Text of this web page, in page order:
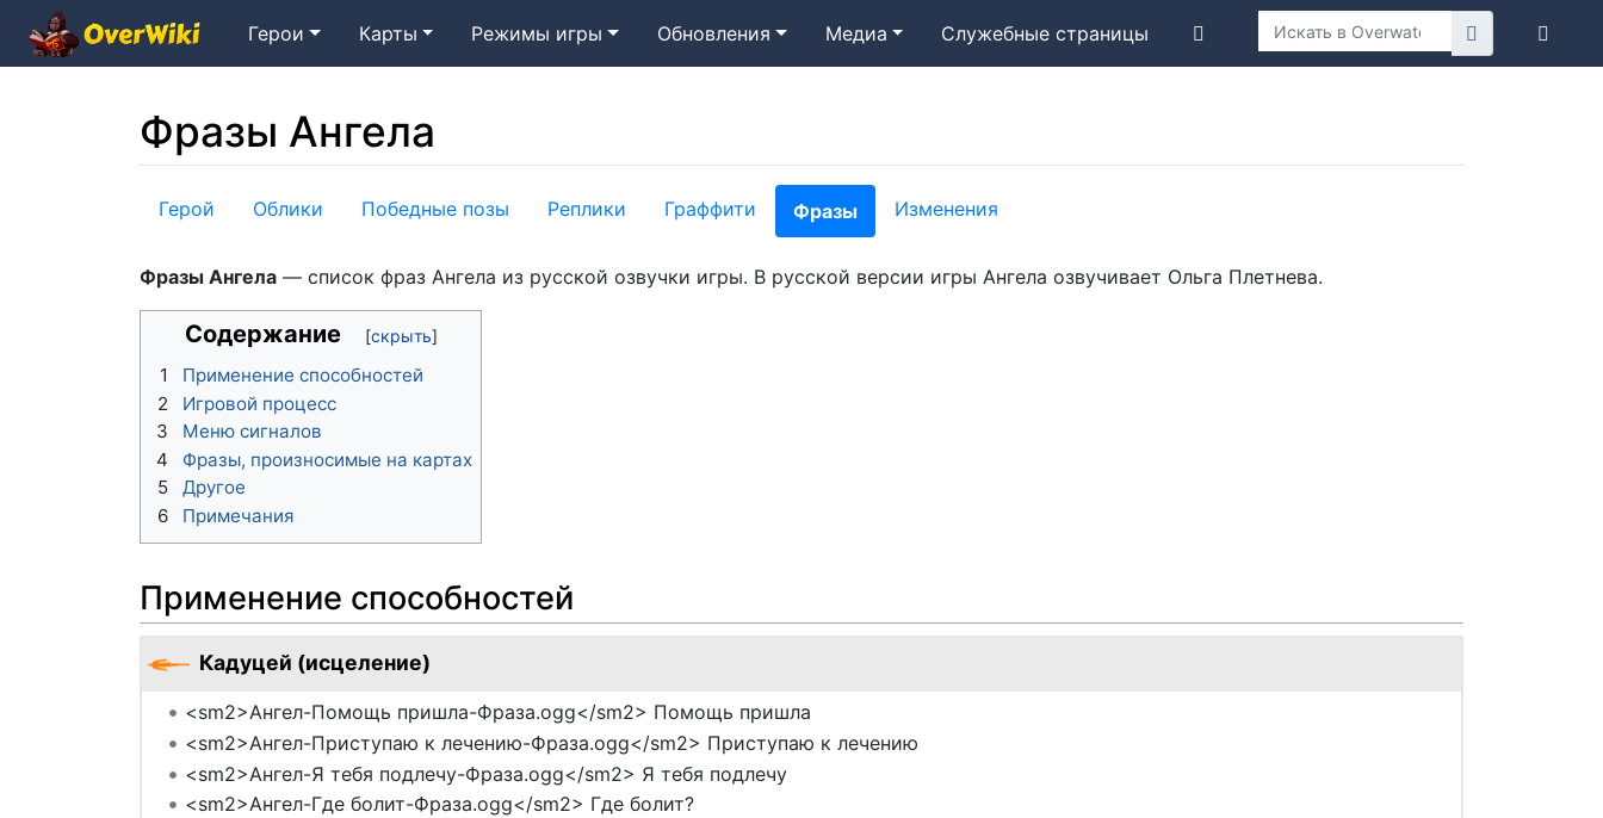
Герои Карты Режимы игры Обновления Медиа Служебные страницы
Фразы Ангела
Перейти к: навигация поиск
Герой Облики Победные позы Реплики Граффити Фразы Изменения
Фразы Ангела — список фраз Ангела из русской озвучки игры. В русской версии игры Ангела озвучивает Ольга Плетнева.
Содержание
1
Применение способностей
2
Игровой процесс
3
Меню сигналов
4
Фразы, произносимые на картах
5
Другое
6
Примечания
Применение способностей
Кадуцей (исцеление)
<sm2>Ангел-Помощь пришла-Фраза.ogg</sm2> Помощь пришла
<sm2>Ангел-Приступаю к лечению-Фраза.ogg</sm2> Приступаю к лечению
<sm2>Ангел-Я тебя подлечу-Фраза.ogg</sm2> Я тебя подлечу
<sm2>Ангел-Где болит-Фраза.ogg</sm2> Где болит?